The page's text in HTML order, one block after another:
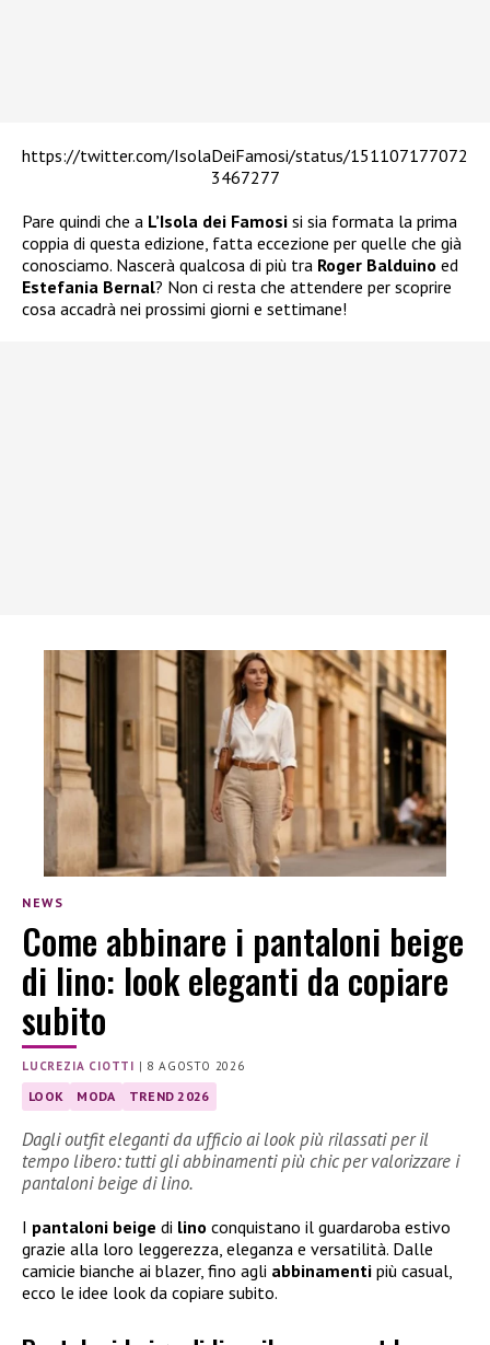
https://twitter.com/IsolaDeiFamosi/status/151107177072
3467277
Pare quindi che a L’Isola dei Famosi si sia formata la prima
coppia di questa edizione, fatta eccezione per quelle che già
conosciamo. Nascerà qualcosa di più tra Roger Balduino ed
Estefania Bernal? Non ci resta che attendere per scoprire
cosa accadrà nei prossimi giorni e settimane!
NEWS
Come abbinare i pantaloni beige
di lino: look eleganti da copiare
subito
LUCREZIA CIOTTI | 8 AGOSTO 2026
LOOK MODA TREND 2026
Dagli outfit eleganti da ufficio ai look più rilassati per il
tempo libero: tutti gli abbinamenti più chic per valorizzare i
pantaloni beige di lino.
I pantaloni beige di lino conquistano il guardaroba estivo
grazie alla loro leggerezza, eleganza e versatilità. Dalle
camicie bianche ai blazer, fino agli abbinamenti più casual,
ecco le idee look da copiare subito.